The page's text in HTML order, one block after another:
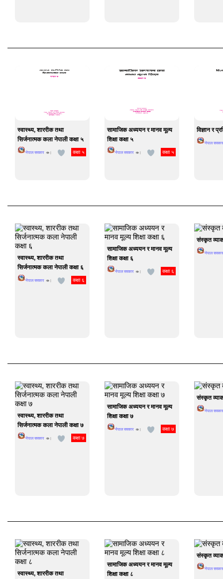
स्वास्थ्य, शाररीक तथा
सिर्जनात्मक कला नेपाली कक्षा ५
नेपाल सरकार 👁 | कक्षा ५
सामाजिक अध्ययन र मानव मूल्य
शिक्षा कक्षा ५
नेपाल सरकार 👁 | कक्षा ५
विज्ञान र
नेपाल सरकार
स्वास्थ्य, शाररीक तथा
सिर्जनात्मक कला नेपाली कक्षा ६
नेपाल सरकार 👁 | कक्षा ६
सामाजिक अध्ययन र मानव मूल्य
शिक्षा कक्षा ६
नेपाल सरकार 👁 | कक्षा ६
संस्कृत
नेपाल सरकार
स्वास्थ्य, शाररीक तथा
सिर्जनात्मक कला नेपाली कक्षा ७
नेपाल सरकार 👁 | कक्षा ७
सामाजिक अध्ययन र मानव मूल्य
शिक्षा कक्षा ७
नेपाल सरकार 👁 | कक्षा ७
संस्कृत
नेपाल सरकार
स्वास्थ्य, शाररीक तथा
सामाजिक अध्ययन र मानव मूल्य
शिक्षा कक्षा ८
संस्कृत
नेपाल सरकार